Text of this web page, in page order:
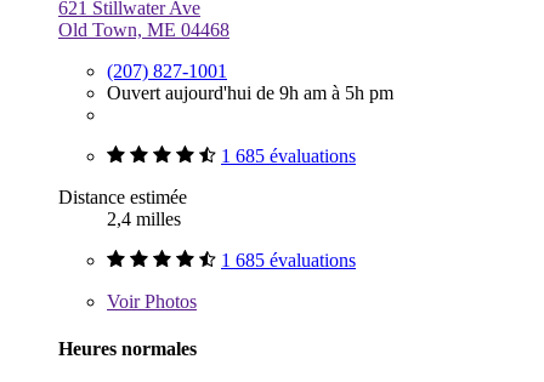
621 Stillwater Ave
Old Town, ME 04468
(207) 827-1001
Ouvert aujourd'hui de 9h am à 5h pm
1 685 évaluations
Distance estimée
2,4 milles
1 685 évaluations
VoirPhotos
Heures normales